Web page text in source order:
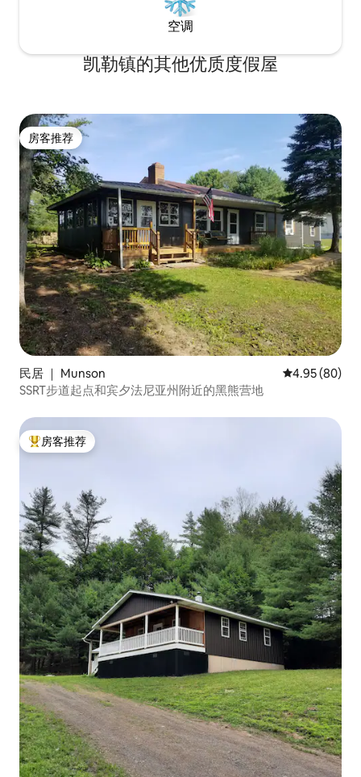
空调
凯勒镇的其他优质度假屋
房客推荐
房客推荐
民居 ｜ Munson 平均评分 4.95
4.95 (80)
SSRT步道起点和宾夕法尼亚州附近的黑熊营地
热门「房客推荐」
房客推荐